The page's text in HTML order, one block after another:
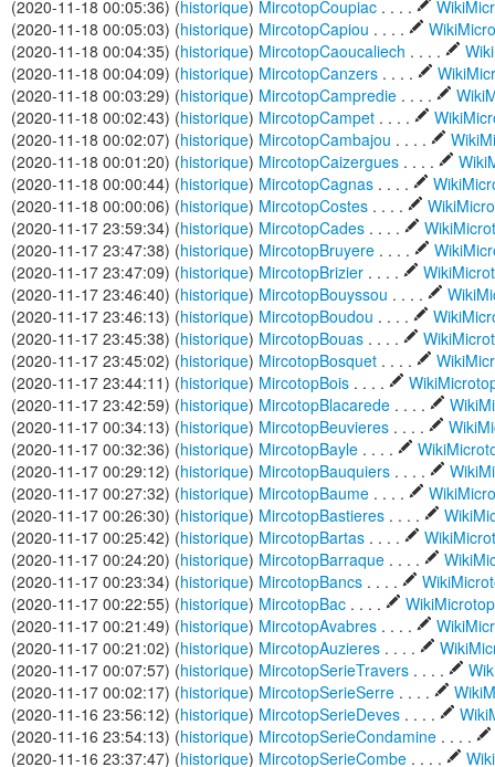
(2020-11-18 00:05:36) (historique) MircotopCoupiac . . . .
(2020-11-18 00:05:03) (historique) MircotopCapiou . . . .
(2020-11-18 00:04:35) (historique) MircotopCaoucaliech . . . .
(2020-11-18 00:04:09) (historique) MircotopCanzers . . . .
(2020-11-18 00:03:29) (historique) MircotopCampredie . . . .
(2020-11-18 00:02:43) (historique) MircotopCampet . . . .
(2020-11-18 00:02:07) (historique) MircotopCambajou . . . .
(2020-11-18 00:01:20) (historique) MircotopCaizergues . . . .
(2020-11-18 00:00:44) (historique) MircotopCagnas . . . .
(2020-11-18 00:00:06) (historique) MircotopCostes . . . .
(2020-11-17 23:59:34) (historique) MircotopCades . . . .
(2020-11-17 23:47:38) (historique) MircotopBruyere . . . .
(2020-11-17 23:47:09) (historique) MircotopBrizier . . . .
(2020-11-17 23:46:40) (historique) MircotopBouyssou . . . .
(2020-11-17 23:46:13) (historique) MircotopBoudou . . . .
(2020-11-17 23:45:38) (historique) MircotopBouas . . . .
(2020-11-17 23:45:02) (historique) MircotopBosquet . . . .
(2020-11-17 23:44:11) (historique) MircotopBois . . . .
(2020-11-17 23:42:59) (historique) MircotopBlacarede . . . .
(2020-11-17 00:34:13) (historique) MircotopBeuvieres . . . .
(2020-11-17 00:32:36) (historique) MircotopBayle . . . .
(2020-11-17 00:29:12) (historique) MircotopBauquiers . . . .
(2020-11-17 00:27:32) (historique) MircotopBaume . . . .
(2020-11-17 00:26:30) (historique) MircotopBastieres . . . .
(2020-11-17 00:25:42) (historique) MircotopBartas . . . .
(2020-11-17 00:24:20) (historique) MircotopBarraque . . . .
(2020-11-17 00:23:34) (historique) MircotopBancs . . . .
(2020-11-17 00:22:55) (historique) MircotopBac . . . .
(2020-11-17 00:21:49) (historique) MircotopAvabres . . . .
(2020-11-17 00:21:02) (historique) MircotopAuzieres . . . .
(2020-11-17 00:07:57) (historique) MircotopSerieTravers . . . .
(2020-11-17 00:02:17) (historique) MircotopSerieSerre . . . .
(2020-11-16 23:56:12) (historique) MircotopSerieDeves . . . .
(2020-11-16 23:54:13) (historique) MircotopSerieCondamine . . . .
(2020-11-16 23:37:47) (historique) MircotopSerieCombe . . . .